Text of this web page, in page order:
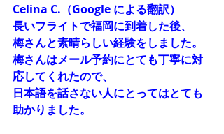
Celina C.（Google による翻訳）
長いフライトで福岡に到着した後、
梅さんと素晴らしい経験をしました。
梅さんはメール予約にとても丁寧に対
応してくれたので、
日本語を話さない人にとってはとても
助かりました。